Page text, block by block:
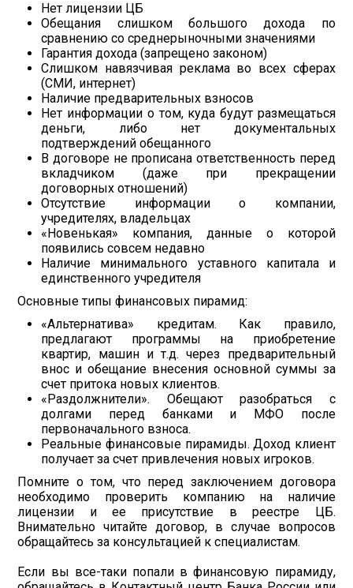
Нет лицензии ЦБ
Обещания слишком большого дохода по
сравнению со среднерыночными значениями
Гарантия дохода (запрещено законом)
Слишком навязчивая реклама во всех сферах
(СМИ, интернет)
Наличие предварительных взносов
Нет информации о том, куда будут размещаться
деньги, либо нет документальных
подтверждений обещанного
В договоре не прописана ответственность перед
вкладчиком (даже при прекращении
договорных отношений)
Отсутствие информации о компании,
учредителях, владельцах
«Новенькая» компания, данные о которой
появились совсем недавно
Наличие минимального уставного капитала и
единственного учредителя
Основные типы финансовых пирамид:
«Альтернатива» кредитам. Как правило,
предлагают программы на приобретение
квартир, машин и т.д. через предварительный
внос и обещание внесения основной суммы за
счет притока новых клиентов.
«Раздолжнители». Обещают разобраться с
долгами перед банками и МФО после
первоначального взноса.
Реальные финансовые пирамиды. Доход клиент
получает за счет привлечения новых игроков.
Помните о том, что перед заключением договора
необходимо проверить компанию на наличие
лицензии и ее присутствие в реестре ЦБ.
Внимательно читайте договор, в случае вопросов
обращайтесь за консультацией к специалистам.
Если вы все-таки попали в финансовую пирамиду,